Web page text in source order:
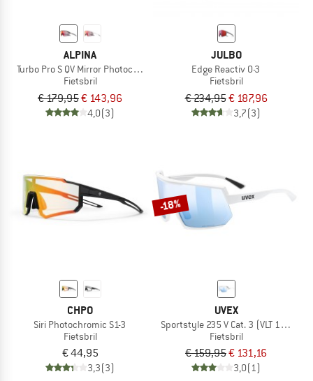
ALPINA
Turbo Pro S QV Mirror Photochromic S1-3
Fietsbril
€ 179,95€ 143,96
4,0(3)
JULBO
Edge Reactiv 0-3
Fietsbril
€ 234,95€ 187,96
3,7(3)
CHPO
Siri Photochromic S1-3
Fietsbril
€ 44,95
3,3(3)
-18%
UVEX
Sportstyle 235 V Cat. 3 (VLT 17%)
Fietsbril
€ 159,95€ 131,16
3,0(1)